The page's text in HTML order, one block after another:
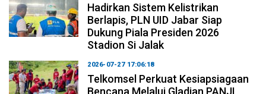
Hadirkan Sistem Kelistrikan
Berlapis, PLN UID Jabar Siap
Dukung Piala Presiden 2026
Stadion Si Jalak
2026-07-27 17:06:18
Telkomsel Perkuat Kesiapsiagaan
Bencana Melalui Gladian PANJI